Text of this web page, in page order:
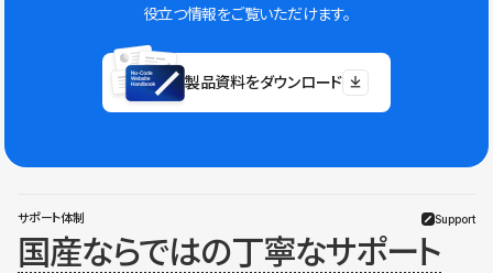
役立つ情報をご覧いただけます。
製品資料をダウンロード
サポート体制 Support
国産ならではの丁寧なサポート